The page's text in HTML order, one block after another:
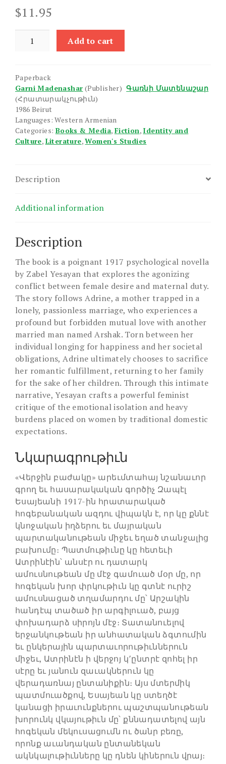
$11.95
Bazhake
Add to cart
Paperback
Garni Madenashar (Publisher) Գառնի Մատենաշար
(Հրատարակչութիւն)
1986 Beirut
Languages: Western Armenian
Categories: Books & Media, Fiction, Identity and
Culture, Literature,Women's Studies
Description
Additional information
Description
The book is a poignant 1917 psychological novella
by Zabel Yesayan that explores the agonizing
conflict between female desire and maternal duty.
The story follows Adrine, a mother trapped in a
lonely, passionless marriage, who experiences a
profound but forbidden mutual love with another
married man named Arshak. Torn between her
individual longing for happiness and her societal
obligations, Adrine ultimately chooses to sacrifice
her romantic fulfillment, returning to her family
for the sake of her children. Through this intimate
narrative, Yesayan crafts a powerful feminist
critique of the emotional isolation and heavy
burdens placed on women by traditional domestic
expectations.
Նկարագրութիւն
«Վերջին բաժակը» արեւմտահայ նշանաւոր
գրող եւ հասարակական գործիչ Զապէլ
Եսայեանի 1917-ին հրատարակած
հոգեբանական ազդու վիպակն է, որ կը քննէ
կնոջական իղձերու եւ մայրական
պարտականութեան միջեւ եղած տանջալից
բախումը։ Պատմութիւնը կը հետեւի
Ատրինէին՝ անսէր ու դատարկ
ամուսնութեան մը մէջ գամուած մօր մը, որ
հոգեկան խոր փրկութիւն կը գտնէ ուրիշ
ամուսնացած տղամարդու մը՝ Արշակին
հանդէպ տածած իր արգիլուած, բայց
փոխադարձ սիրոյն մէջ։ Տատանուելով
երջանկութեան իր անհատական ձգտումին
եւ ընկերային պարտաւորութիւններուն
միջեւ, Ատրինէն ի վերջոյ կ՚ընտրէ զոհել իր
սէրը եւ յանուն զաւակներուն կը
վերադառնայ ընտանիքին։ Այս մտերմիկ
պատմուածքով, Եսայեան կը ստեղծէ
կանացի իրաւունքներու պաշտպանութեան
խորունկ վկայութիւն մը՝ քննադատելով այն
հոգեկան մեկուսացումն ու ծանր բեռը,
որոնք աւանդական ընտանեկան
ակնկալութիւնները կը դնեն կիներուն վրայ։